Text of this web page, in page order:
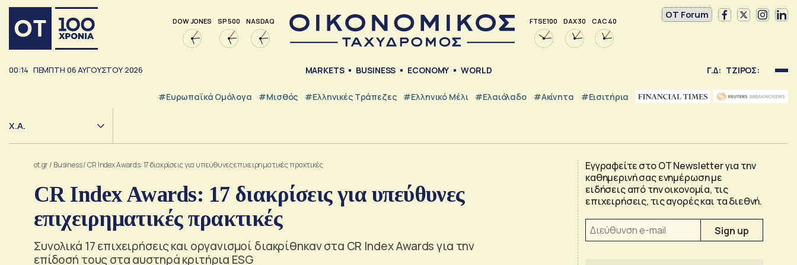
DOW JONES SP 500 NASDAQ FTSE 100 DAX 30 CAC 40
OT Forum
00:14 ΠΕΜΠΤΗ 06ΑΥΓΟΥΣΤΟΥ 2026 MARKETS BUSINESS ECONOMY WORLD Γ.Δ: ΤΖΙΡΟΣ:
#Ευρωπαϊκά Ομόλογα #Μισθός #ελληνικές Τράπεζες #Ελληνικό Μέλι #Ελαιόλαδο #Ακίνητα #εισιτήρια
Χ.Α.
ot.gr/ Business/CR Index Awards: 17 διακρίσεις για υπεύθυνες επιχειρηματικές πρακτικές
CR Index Awards: 17 διακρίσεις για υπεύθυνες
επιχειρηματικές πρακτικές
Συνολικά 17 επιχειρήσεις και οργανισμοί διακρίθηκαν στα CR Index Awards για την
επίδοσή τους στα αυστηρά κριτήρια ESG
Εγγραφείτε στο OT Newsletter για την
καθημερινή σας ενημέρωση με
ειδήσεις από την οικονομία, τις
επιχειρήσεις, τις αγορές και τα διεθνή.